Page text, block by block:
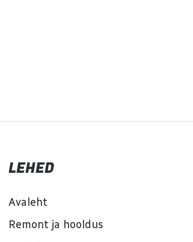
LEHED
Avaleht
Remont ja hooldus